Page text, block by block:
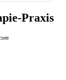
Praxis